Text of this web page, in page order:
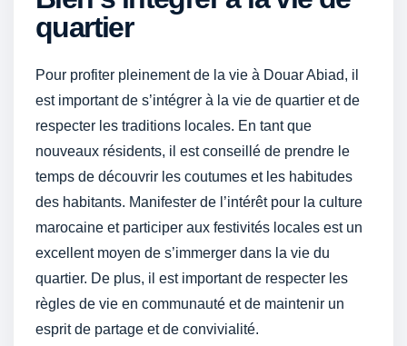
quartier
Pour profiter pleinement de la vie à Douar Abiad, il
est important de s’intégrer à la vie de quartier et de
respecter les traditions locales. En tant que
nouveaux résidents, il est conseillé de prendre le
temps de découvrir les coutumes et les habitudes
des habitants. Manifester de l’intérêt pour la culture
marocaine et participer aux festivités locales est un
excellent moyen de s’immerger dans la vie du
quartier. De plus, il est important de respecter les
règles de vie en communauté et de maintenir un
esprit de partage et de convivialité.